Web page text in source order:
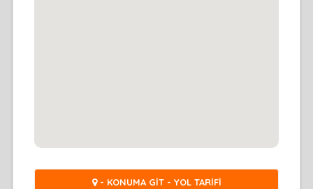
- KONUMA GİT - YOL TARİFİ